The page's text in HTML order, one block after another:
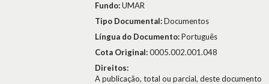
Fundo:UMAR
Tipo Documental:Documentos
Língua do Documento:Português
Cota Original:0005.002.001.048
Direitos:
A publicação, total ou parcial, deste documento